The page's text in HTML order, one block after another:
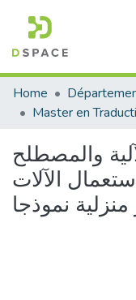
Communities &
All of DSpace
Home
Master en
والمصطلح
الآلات
منزلية نموذجا